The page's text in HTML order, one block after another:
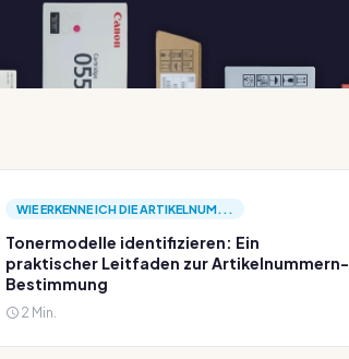
WIE ERKENNE ICH DIE ARTIKELNUM...
Tonermodelle identifizieren: Ein
praktischer Leitfaden zur Artikelnummern-
Bestimmung
2 Min.